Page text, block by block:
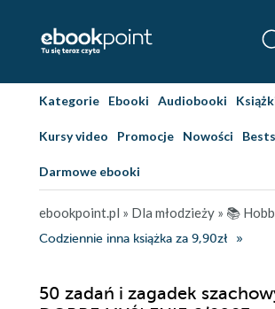
Kategorie Ebooki Audiobooki
Kursy video Promocje Nowości
Darmowe ebooki
ebookpoint.pl » Dla młodzieży » 📚
Codziennie inna książka za 9,90zł
50 zadań i zagadek